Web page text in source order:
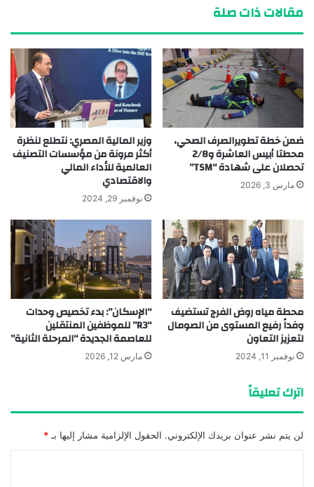
مقالات ذات صلة
ضمن خطة تطويرالصرف الصحي،
محطتا أبيس العاشرة و2/8
تحصلان على شهادة “TSM”
مارس 3, 2026
وزير المالية المصري: نتطلع لنظرة
أكثر مرونة من مؤسسات التصنيف
العالمية للأداء المالي
والاقتصادي
نوفمبر 29, 2024
محطة مياه روض الفرج تستضيف
وفداً رفيع المستوى من الصومال
لتعزيز التعاون
نوفمبر 11, 2024
“الإسكان”: بدء تخصيص وحدات
“R3” للموظفين المنتقلين
للعاصمة الجديدة “المرحلة الثانية”
مارس 12, 2026
اترك تعليقاً
لن يتم نشر عنوان بريدك الإلكتروني. الحقول الإلزامية مشار إليها بـ *